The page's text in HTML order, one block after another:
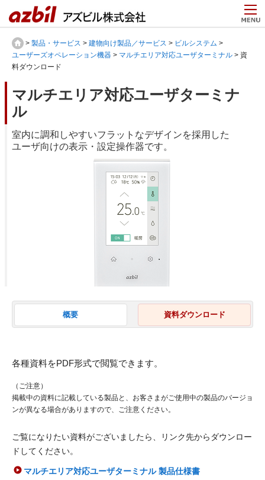
> 製品・サービス > 建物向け製品／サービス > ビルシステム >
ユーザーズオペレーション機器 > マルチエリア対応ユーザターミナル > 資
料ダウンロード
マルチエリア対応ユーザターミナ
ル
室内に調和しやすいフラットなデザインを採用した
ユーザ向けの表示・設定操作器です。
概要 資料ダウンロード
各種資料をPDF形式で閲覧できます。
（ご注意）
掲載中の資料に記載している製品と、お客さまがご使用中の製品のバージョ
ンが異なる場合がありますので、ご注意ください。
ご覧になりたい資料がございましたら、リンク先からダウンロー
ドしてください。
マルチエリア対応ユーザターミナル 製品仕様書